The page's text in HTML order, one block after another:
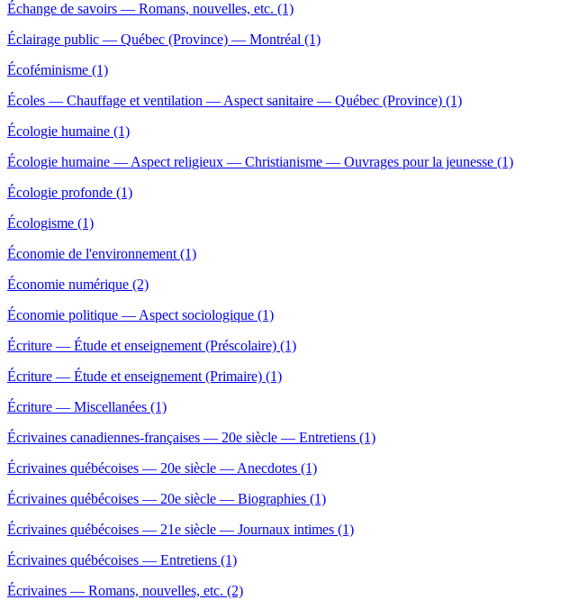
Échange de savoirs — Romans, nouvelles, etc. (1)
Éclairage public — Québec (Province) — Montréal (1)
Écoféminisme (1)
Écoles — Chauffage et ventilation — Aspect sanitaire — Québec (Province) (1)
Écologie humaine (1)
Écologie humaine — Aspect religieux — Christianisme — Ouvrages pour la jeunesse (1)
Écologie profonde (1)
Écologisme (1)
Économie de l'environnement (1)
Économie numérique (2)
Économie politique — Aspect sociologique (1)
Écriture — Étude et enseignement (Préscolaire) (1)
Écriture — Étude et enseignement (Primaire) (1)
Écriture — Miscellanées (1)
Écrivaines canadiennes-françaises — 20e siècle — Entretiens (1)
Écrivaines québécoises — 20e siècle — Anecdotes (1)
Écrivaines québécoises — 20e siècle — Biographies (1)
Écrivaines québécoises — 21e siècle — Journaux intimes (1)
Écrivaines québécoises — Entretiens (1)
Écrivaines — Romans, nouvelles, etc. (2)